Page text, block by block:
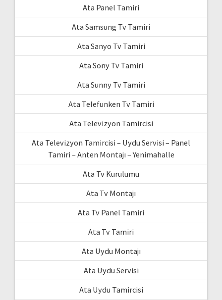
Ata Panel Tamiri
Ata Samsung Tv Tamiri
Ata Sanyo Tv Tamiri
Ata Sony Tv Tamiri
Ata Sunny Tv Tamiri
Ata Telefunken Tv Tamiri
Ata Televizyon Tamircisi
Ata Televizyon Tamircisi – Uydu Servisi – Panel
Tamiri – Anten Montajı – Yenimahalle
Ata Tv Kurulumu
Ata Tv Montajı
Ata Tv Panel Tamiri
Ata Tv Tamiri
Ata Uydu Montajı
Ata Uydu Servisi
Ata Uydu Tamircisi